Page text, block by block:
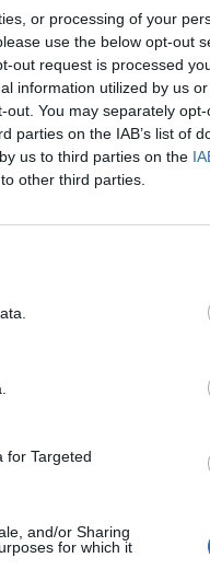
or processing of your
use the below opt-out
out request is processed
information utilized by us
You may separately
parties on the IAB’s list of
us to third parties on the
other third parties.
for Targeted
and/or Sharing
for which it
Senaste inlägget av
sedan
Projekt
Puttelitens projekt
S2 Avant. Back to
garagefix.
Senaste inlägget av
iProjekt
4motion OEM++
Manta b som ska
with 427 ZL-1!
Camaro som